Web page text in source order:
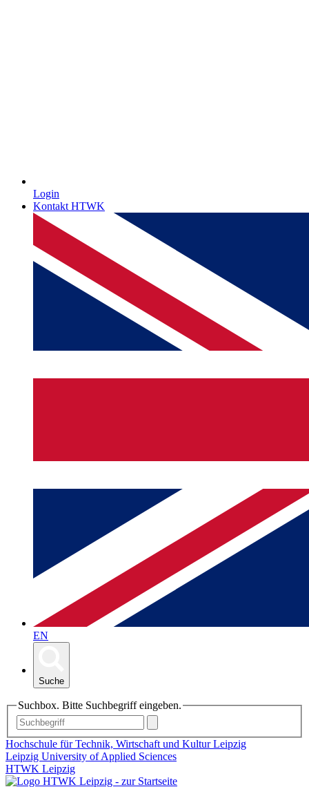
Login
Kontakt HTWK
EN
Suche
Suchbox. Bitte Suchbegriff eingeben.
Hochschule für Technik, Wirtschaft und Kultur Leipzig
Leipzig University of Applied Sciences
HTWK Leipzig